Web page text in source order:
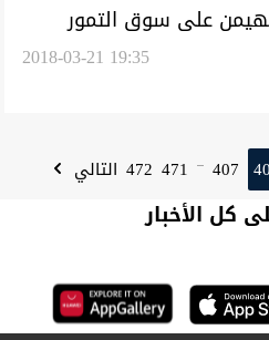
على سوق التمور
2018-03-21 19:35
407
...
471
472 التالي
كل الأخبار